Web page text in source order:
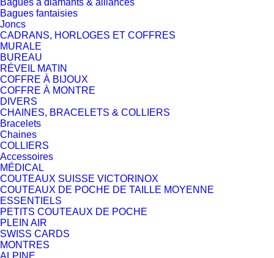
Bagues à diamants & alliances
Bagues fantaisies
Joncs
CADRANS, HORLOGES ET COFFRES
MURALE
BUREAU
RÉVEIL MATIN
COFFRE À BIJOUX
COFFRE À MONTRE
DIVERS
CHAINES, BRACELETS & COLLIERS
Bracelets
Chaines
COLLIERS
Accessoires
MÉDICAL
COUTEAUX SUISSE VICTORINOX
COUTEAUX DE POCHE DE TAILLE MOYENNE
ESSENTIELS
PETITS COUTEAUX DE POCHE
PLEIN AIR
SWISS CARDS
MONTRES
ALPINE